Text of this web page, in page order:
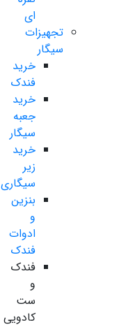
ای
تجهیزات
سیگار
خرید
فندک
خرید
جعبه
سیگار
خرید
زیر
سیگاری
بنزین
و
ادوات
فندک
فندک
و
ست
کادویی